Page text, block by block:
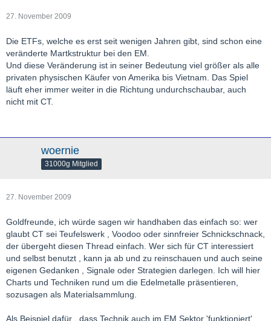
27. November 2009
Die ETFs, welche es erst seit wenigen Jahren gibt, sind schon eine
veränderte Martkstruktur bei den EM.
Und diese Veränderung ist in seiner Bedeutung viel größer als alle
privaten physischen Käufer von Amerika bis Vietnam. Das Spiel
läuft eher immer weiter in die Richtung undurchschaubar, auch
nicht mit CT.
woernie
31000g Mitglied
27. November 2009
Goldfreunde, ich würde sagen wir handhaben das einfach so: wer
glaubt CT sei Teufelswerk , Voodoo oder sinnfreier Schnickschnack,
der übergeht diesen Thread einfach. Wer sich für CT interessiert
und selbst benutzt , kann ja ab und zu reinschauen und auch seine
eigenen Gedanken , Signale oder Strategien darlegen. Ich will hier
Charts und Techniken rund um die Edelmetalle präsentieren,
sozusagen als Materialsammlung.
Als Beispiel dafür , dass Technik auch im EM Sektor 'funktioniert'